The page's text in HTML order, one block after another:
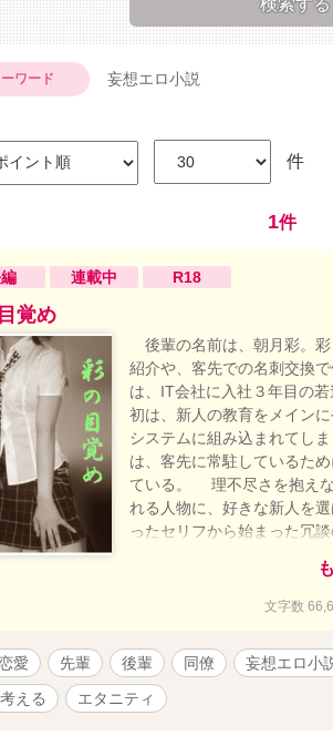
ワード 妄想エロ小説
件
1件
連載中 R18
覚め
後輩の名前は、朝月彩。
紹介や、客先での名刺交換
は、IT会社に入社３年目の
初は、新人の教育をメイン
システムに組み込まれてし
は、客先に常駐しているた
ている。 理不尽さを抱え
れる人物に、好きな新人を
ったセリフから始まった冗
のが、朝月彩だ。 新人の
もとある部分も小さい。女
そんな、後輩と俺の関係
文字数
愛 先輩 後輩 同僚 妄想エロ小
える
エタニティ